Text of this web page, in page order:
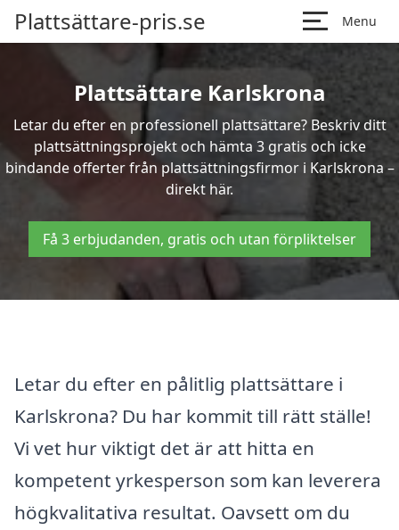
Plattsättare-pris.se Menu
Plattsättare Karlskrona
Letar du efter en professionell plattsättare? Beskriv ditt
plattsättningsprojekt och hämta 3 gratis och icke
bindande offerter från plattsättningsfirmor i Karlskrona –
direkt här.
Få 3 erbjudanden, gratis och utan förpliktelser
Letar du efter en pålitlig plattsättare i
Karlskrona? Du har kommit till rätt ställe!
Vi vet hur viktigt det är att hitta en
kompetent yrkesperson som kan leverera
högkvalitativa resultat. Oavsett om du